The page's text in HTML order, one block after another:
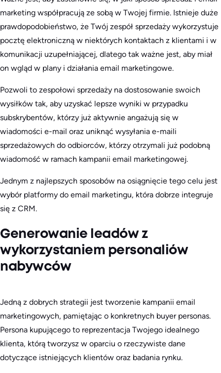
marketing współpracują ze sobą w Twojej firmie. Istnieje duże
prawdopodobieństwo, że Twój zespół sprzedaży wykorzystuje
pocztę elektroniczną w niektórych kontaktach z klientami i w
komunikacji uzupełniającej, dlatego tak ważne jest, aby miał
on wgląd w plany i działania email marketingowe.
Pozwoli to zespołowi sprzedaży na dostosowanie swoich
wysiłków tak, aby uzyskać lepsze wyniki w przypadku
subskrybentów, którzy już aktywnie angażują się w
wiadomości e-mail oraz uniknąć wysyłania e-maili
sprzedażowych do odbiorców, którzy otrzymali już podobną
wiadomość w ramach kampanii email marketingowej.
Jednym z najlepszych sposobów na osiągnięcie tego celu jest
wybór platformy do email marketingu, która dobrze integruje
się z CRM.
Generowanie leadów z
wykorzystaniem personaliów
nabywców
Jedną z dobrych strategii jest tworzenie kampanii email
marketingowych, pamiętając o konkretnych buyer personas.
Persona kupującego to reprezentacja Twojego idealnego
klienta, którą tworzysz w oparciu o rzeczywiste dane
dotyczące istniejących klientów oraz badania rynku.